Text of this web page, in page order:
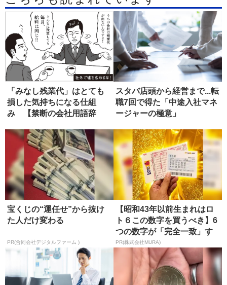
「みなし残業代」はとても
損した気持ちになる仕組
み 【禁断の会社用語辞
スタバ店頭から経営まで...転
職7回で得た「中途入社マネ
ージャーの極意」
宝くじの“運任せ”から抜け
た人だけ変わる
PR(合同会社デジタルファーム )
【昭和43年以前生まれはロ
ト６この数字を買うべき】6
つの数字が「完全一致」す
る方...
PR(株式会社MURA)